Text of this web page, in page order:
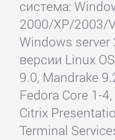
система:
2000/XP/2003/
Windows
версии Linux
9.0, Mandrake
Fedora Core 1-
Citrix
Terminal